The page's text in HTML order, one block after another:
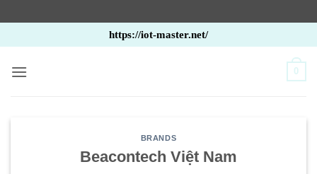
qua
nội
https://iot-master.net/
0
BRANDS
Beacontech Việt Nam